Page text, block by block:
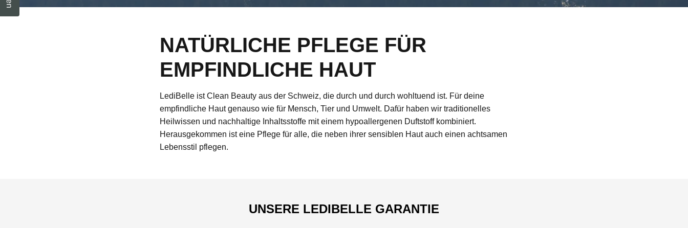
NATÜRLICHE PFLEGE FÜR
EMPFINDLICHE HAUT
LediBelle ist Clean Beauty aus der Schweiz, die durch und durch wohltuend ist. Für deine
empfindliche Haut genauso wie für Mensch, Tier und Umwelt. Dafür haben wir traditionelles
Heilwissen und nachhaltige Inhaltsstoffe mit einem hypoallergenen Duftstoff kombiniert.
Herausgekommen ist eine Pflege für alle, die neben ihrer sensiblen Haut auch einen achtsamen
Lebensstil pflegen.
UNSERE LEDIBELLE GARANTIE